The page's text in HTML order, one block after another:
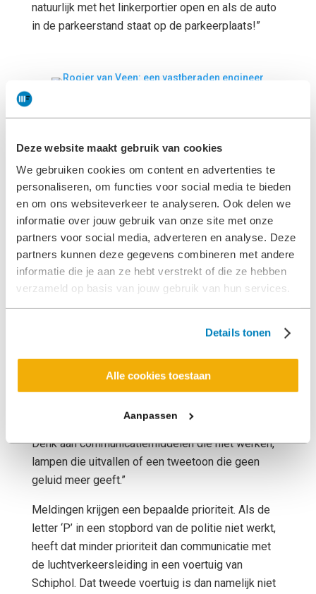
Deze website maakt gebruik van cookies
We gebruiken cookies om content en advertenties te
personaliseren, om functies voor social media te bieden
en om ons websiteverkeer te analyseren. Ook delen we
informatie over jouw gebruik van onze site met onze
partners voor social media, adverteren en analyse. Deze
partners kunnen deze gegevens combineren met andere
informatie die je aan ze hebt verstrekt of die ze hebben
verzameld op basis van jouw gebruik van hun services.
Details tonen
Alle cookies toestaan
Aanpassen
natuurlijk met het linkerportier open en als de auto
in de parkeerstand staat op de parkeerplaats!”
mensen en ik ben van
nature servicegericht.
Daarom zorg ik graag dat
een voertuig snel weer
beschikbaar is.”
veiligheidsregio’s, ambulancediensten en Schiphol.
Denk aan communicatiemiddelen die niet werken,
lampen die uitvallen of een tweetoon die geen
geluid meer geeft.”
Meldingen krijgen een bepaalde prioriteit. Als de
letter ‘P’ in een stopbord van de politie niet werkt,
heeft dat minder prioriteit dan communicatie met
de luchtverkeersleiding in een voertuig van
Schiphol. Dat tweede voertuig is dan namelijk niet